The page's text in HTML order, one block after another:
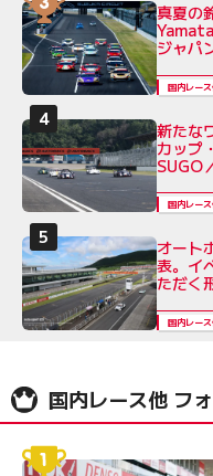
真夏の
ジャパ
国内レー
新たな
カップ
SUGO
国内レー
オート
表。イ
ただく
国内レー
国内レース他 フ